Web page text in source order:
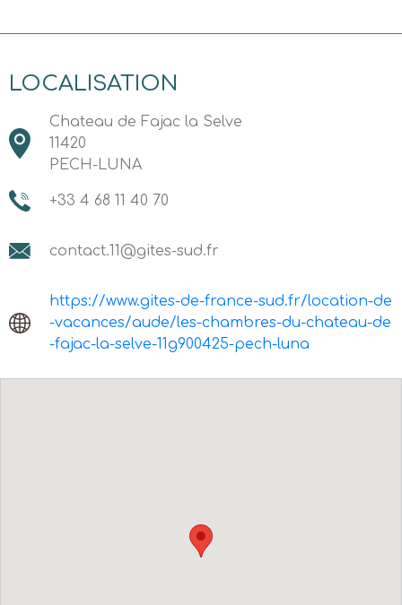
LOCALISATION
Chateau de Fajac la Selve
11420
PECH-LUNA
+33 4 68 11 40 70
contact.11@gites-sud.fr
https://www.gites-de-france-sud.fr/location-de
-vacances/aude/les-chambres-du-chateau-de
-fajac-la-selve-11g900425-pech-luna